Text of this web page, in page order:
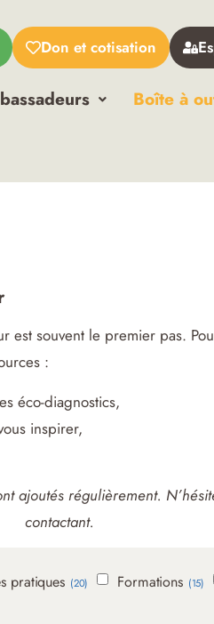
Don et cotisation
Boîte à
est souvent le premier pas.
:
éco-diagnostics,
inspirer,
ajoutés régulièrement.
contactant.
pratiques (20) Formations (15)